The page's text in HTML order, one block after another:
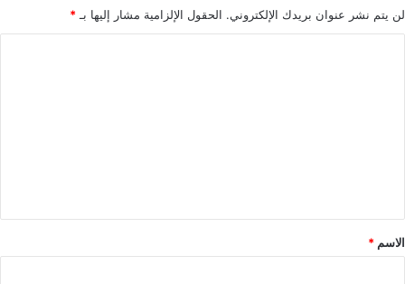
لن يتم نشر عنوان بريدك الإلكتروني. الحقول الإلزامية مشار إليها بـ *
*
الاسم *